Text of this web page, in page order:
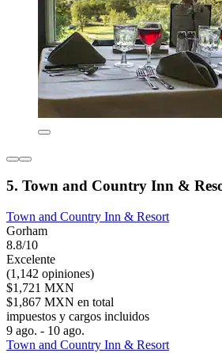
5. Town and Country Inn &
Town and Country Inn & Resort
Gorham
8.8/10
Excelente
(1,142 opiniones)
$1,721 MXN
$1,867 MXN en total
impuestos y cargos incluidos
9 ago. - 10 ago.
Town and Country Inn & Resort